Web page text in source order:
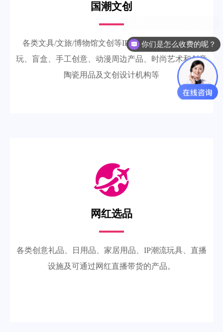
国潮文创
各类文具/文旅/博物馆文创等IP品牌及其衍生品、潮
玩、盲盒、手工创意、动漫周边产品、时尚艺术和创意
陶瓷用品及文创设计机构等
网红选品
各类创意礼品、日用品、家居用品、IP潮流玩具、直播
设施及可通过网红直播带货的产品。
你们是怎么收费的呢？